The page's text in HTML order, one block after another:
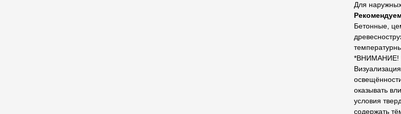
Для
Бетонные,
*ВНИМАНИЕ!
оказывать
условия
содержать